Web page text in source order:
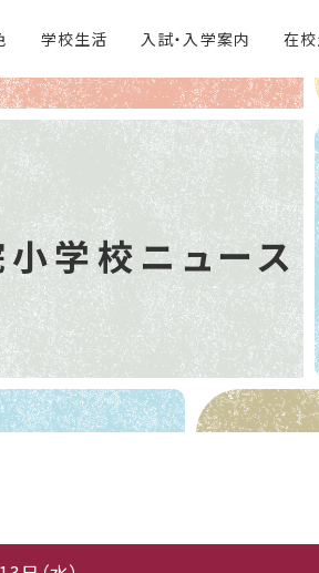
学校生活 入試・入学案内 在校
小学校ニュース